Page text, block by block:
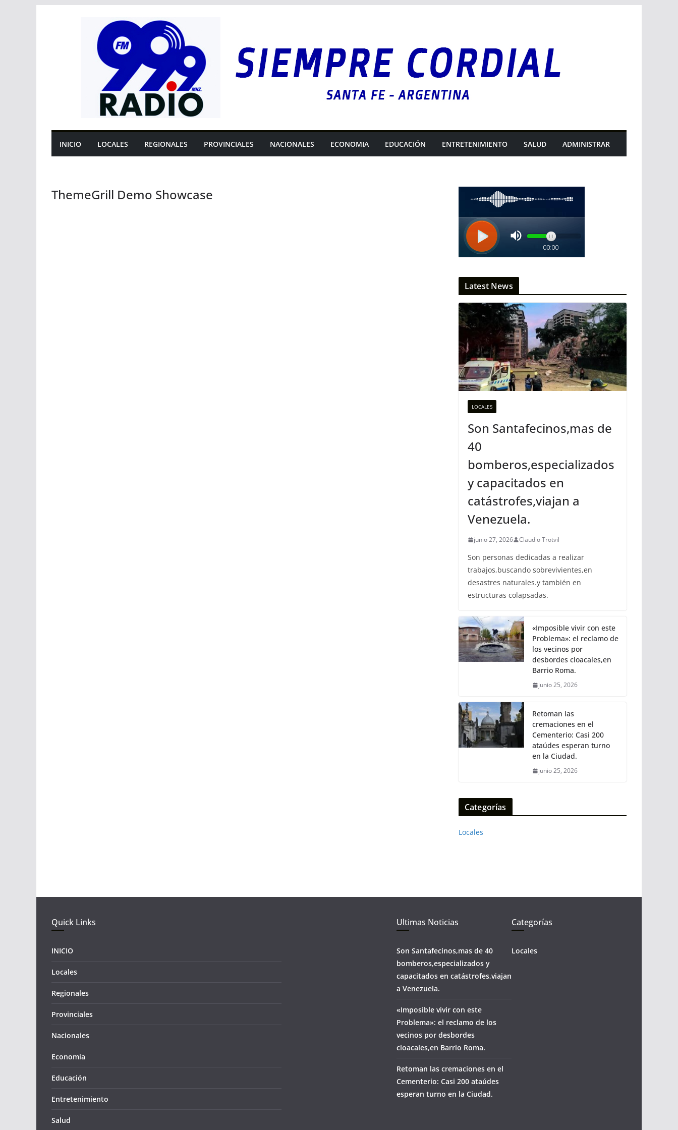
INICIO LOCALES REGIONALES PROVINCIALES NACIONALES ECONOMIA EDUCACIÓN ENTRETENIMIENTO SALUD ADMINISTRAR
ThemeGrill Demo Showcase
Latest News
LOCALES
Son Santafecinos,mas de
40
bomberos,especializados
y capacitados en
catástrofes,viajan a
Venezuela.
junio 27, 2026 Claudio Trotvil
Son personas dedicadas a realizar
trabajos,buscando sobrevivientes,en
desastres naturales.y también en
estructuras colapsadas.
«Imposible vivir con este
Problema»: el reclamo de
los vecinos por
desbordes cloacales,en
Barrio Roma.
junio 25, 2026
Retoman las
cremaciones en el
Cementerio: Casi 200
ataúdes esperan turno
en la Ciudad.
junio 25, 2026
Categorías
Locales
Quick Links
INICIO
Locales
Regionales
Provinciales
Nacionales
Economia
Educación
Entretenimiento
Salud
Ultimas Noticias
Son Santafecinos,mas de 40
bomberos,especializados y
capacitados en catástrofes,viajan
a Venezuela.
«Imposible vivir con este
Problema»: el reclamo de los
vecinos por desbordes
cloacales,en Barrio Roma.
Retoman las cremaciones en el
Cementerio: Casi 200 ataúdes
esperan turno en la Ciudad.
Categorías
Locales